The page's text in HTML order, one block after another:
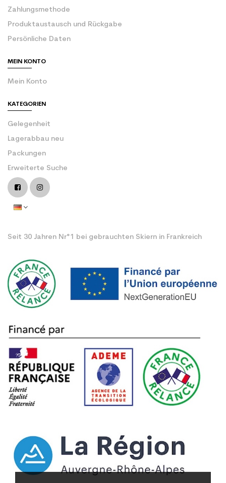
Zahlungsmethode
Produktaustausch und Rückgabe
Persönliche Daten
MEIN KONTO
Mein Konto
KATEGORIEN
Gelegenheit
Lagerabbau neu
Packungen
Erweiterte Suche
Seit 30 Jahren Nr°1 bei gebrauchten Skiern in Frankreich